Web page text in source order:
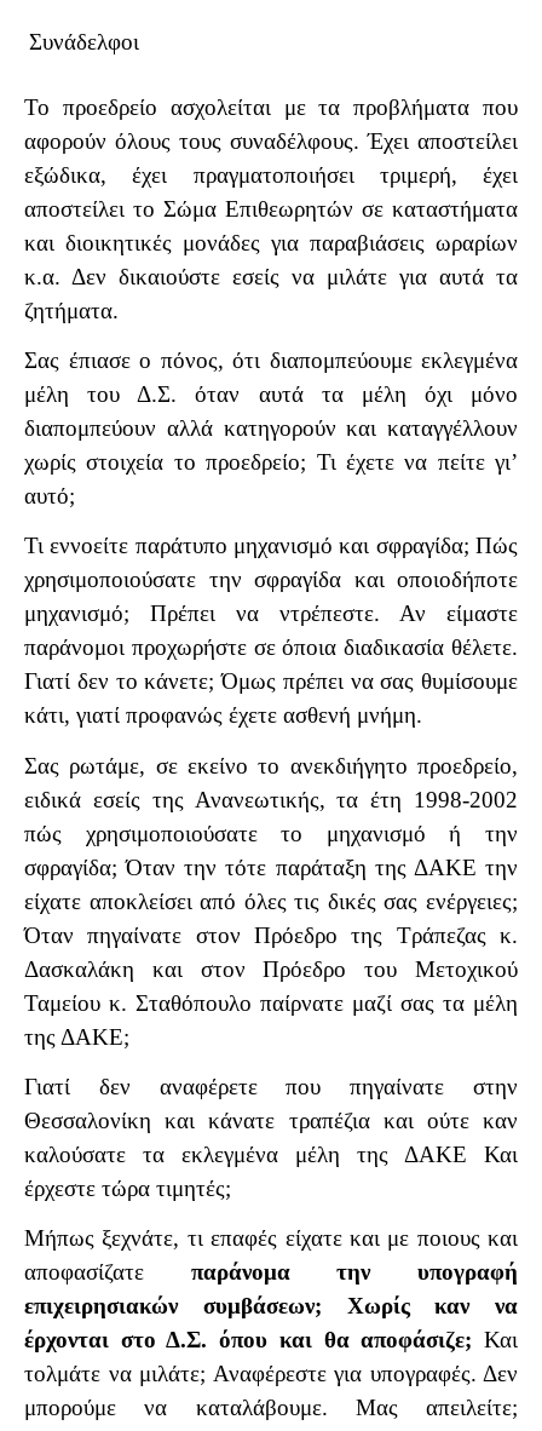
Συνάδελφοι
Το προεδρείο ασχολείται με τα προβλήματα που
αφορούν όλους τους συναδέλφους. Έχει αποστείλει
εξώδικα, έχει πραγματοποιήσει τριμερή, έχει
αποστείλει το Σώμα Επιθεωρητών σε καταστήματα
και διοικητικές μονάδες για παραβιάσεις ωραρίων
κ.α. Δεν δικαιούστε εσείς να μιλάτε για αυτά τα
ζητήματα.
Σας έπιασε ο πόνος, ότι διαπομπεύουμε εκλεγμένα
μέλη του Δ.Σ. όταν αυτά τα μέλη όχι μόνο
διαπομπεύουν αλλά κατηγορούν και καταγγέλλουν
χωρίς στοιχεία το προεδρείο; Τι έχετε να πείτε γι’
αυτό;
Τι εννοείτε παράτυπο μηχανισμό και σφραγίδα; Πώς
χρησιμοποιούσατε την σφραγίδα και οποιοδήποτε
μηχανισμό; Πρέπει να ντρέπεστε. Αν είμαστε
παράνομοι προχωρήστε σε όποια διαδικασία θέλετε.
Γιατί δεν το κάνετε; Όμως πρέπει να σας θυμίσουμε
κάτι, γιατί προφανώς έχετε ασθενή μνήμη.
Σας ρωτάμε, σε εκείνο το ανεκδιήγητο προεδρείο,
ειδικά εσείς της Ανανεωτικής, τα έτη 1998-2002
πώς χρησιμοποιούσατε το μηχανισμό ή την
σφραγίδα; Όταν την τότε παράταξη της ΔΑΚΕ την
είχατε αποκλείσει από όλες τις δικές σας ενέργειες;
Όταν πηγαίνατε στον Πρόεδρο της Τράπεζας κ.
Δασκαλάκη και στον Πρόεδρο του Μετοχικού
Ταμείου κ. Σταθόπουλο παίρνατε μαζί σας τα μέλη
της ΔΑΚΕ;
Γιατί δεν αναφέρετε που πηγαίνατε στην
Θεσσαλονίκη και κάνατε τραπέζια και ούτε καν
καλούσατε τα εκλεγμένα μέλη της ΔΑΚΕ Και
έρχεστε τώρα τιμητές;
Μήπως ξεχνάτε, τι επαφές είχατε και με ποιους και
αποφασίζατε παράνομα την υπογραφή
επιχειρησιακών συμβάσεων; Χωρίς καν να
έρχονται στο Δ.Σ. όπου και θα αποφάσιζε; Και
τολμάτε να μιλάτε; Αναφέρεστε για υπογραφές. Δεν
μπορούμε να καταλάβουμε. Μας απειλείτε;